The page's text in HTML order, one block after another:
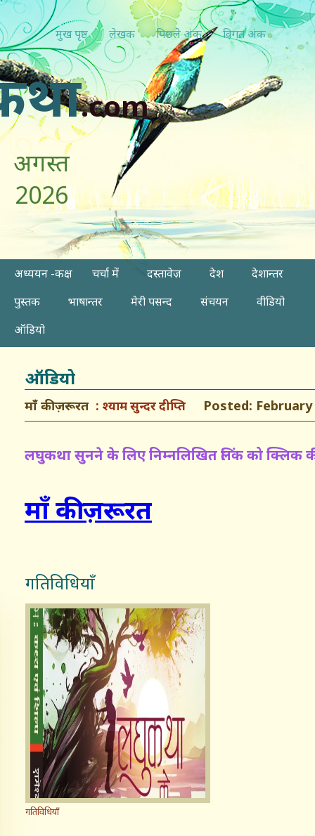
मुख पृष्ठ लेखक पिछ्ले अंक विगत अंक
.com
अगस्त
2026
अध्ययन -कक्ष चर्चा में दस्तावेज़ देश
देशान्तर
पुस्तक
भाषान्तर मेरी पसन्द संचयन
वीडियो
ऑडियो
ऑडियो
माँ की ज़रूरत श्याम सुन्दर दीप्ति Posted: February
लघुकथा सुनने के लिए निम्नलिखित लिंक को क्लिक
माँ की ज़रूरत
गतिविधियाँ
गतिविधियाँ